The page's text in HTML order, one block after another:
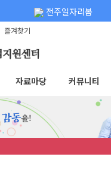
전주일자리봄
즐겨찾기
자료마당 커뮤니티